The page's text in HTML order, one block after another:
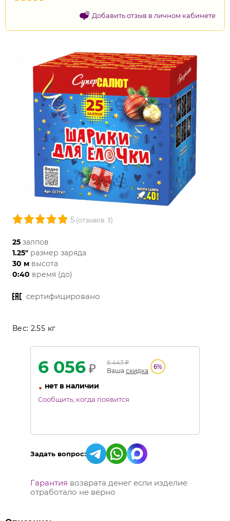
Добавить отзыв в личном кабинете
5 (отзывов: 3)
25 залпов
1.25" размер заряда
30 м высота
0:40 время (до)
сертифицировано
Вес: 2.55 кг
6 056 ₽ 6 443₽
Ваша скидка
6%
• нет в наличии
Сообщить, когда появится
Задать вопрос:
Гарантия возврата денег если изделие
отработало не верно